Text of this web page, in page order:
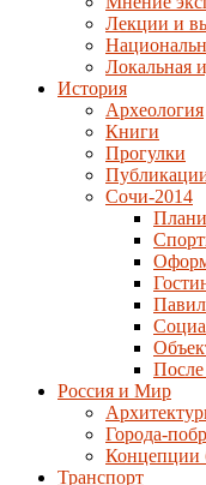
Лекции и
Локальная
История
Археология
Книги
Прогулки
Сочи-2014
Россия и Мир
Города-
Концепции
Транспорт